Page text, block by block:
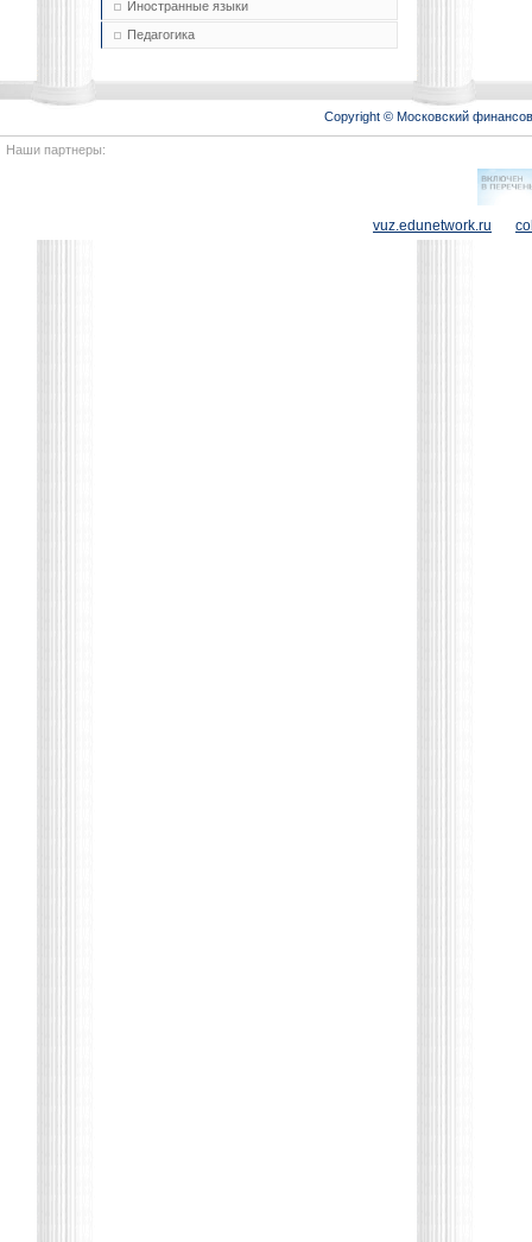
Иностранные языки
Педагогика
Copyright © Московский
Наши партнеры:
vuz.edunetwork.ru